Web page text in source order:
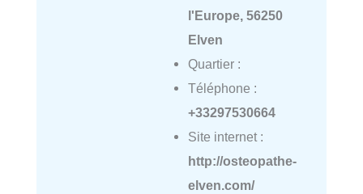
l'Europe, 56250
Elven
Quartier :
Téléphone :
+33297530664
Site internet :
http://osteopathe-
elven.com/